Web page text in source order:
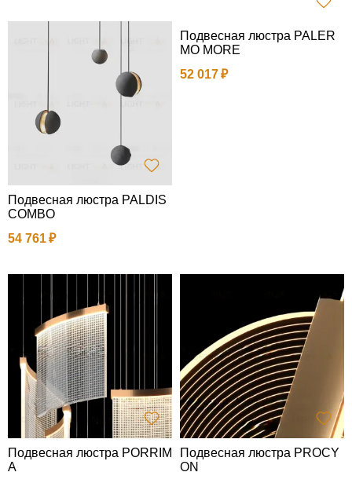
Подвесная люстра PALDIS
COMBO
54 761
Подвесная люстра PALER
MO MORE
52 017
Подвесная люстра PORRIM
A
Подвесная люстра PROCY
ON